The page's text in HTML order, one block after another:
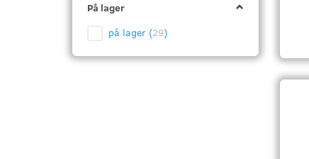
På lager
på lager (29)